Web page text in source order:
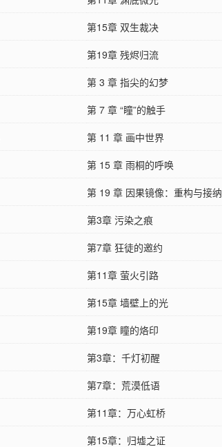
第15章 双生裁决
第19章 残烬归流
第 3 章 指尖的幻梦
第 7 章 “瞳”的触手
第 11 章 画中世界
第 15 章 雨桐的呼唤
第 19 章 因果镜像：重构与接纳
第3章 污染之痕
第7章 狂徒的邀约
第11章 萤火引路
第15章 墙壁上的光
第19章 瞳的烙印
第3章：千灯初醒
第7章：荒漠低语
第11章：万心虹桥
第15章：归墟之证